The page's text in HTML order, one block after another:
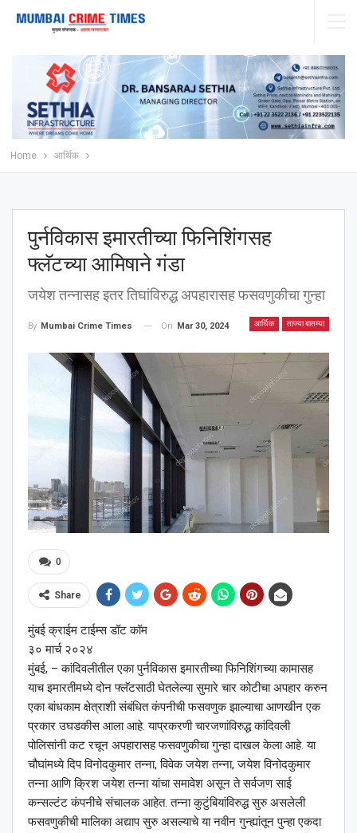
Home आर्थिक
पुर्नविकास इमारतीच्या फिनिशिंगसह
फ्लॅटच्या आमिषाने गंडा
जयेश तन्नासह इतर तिघांविरुद्ध अपहारासह फसवणुकीचा गुन्हा
आर्थिक ताज्या बातम्या
By Mumbai Crime Times On Mar 30, 2024
0
Share
मुंबई क्राईम टाईम्स डॉट कॉम
३० मार्च २०२४
मुंबई, – कांदिवलीतील एका पुर्नविकास इमारतीच्या फिनिशिंगच्या कामासह
याच इमारतीमध्ये दोन फ्लॅटसाठी घेतलेल्या सुमारे चार कोटीचा अपहार करुन
एका बांधकाम क्षेत्राशी संबंधित कंपनीची फसवणुक झाल्याचा आणखीन एक
प्रकार उघडकीस आला आहे. याप्रकरणी चारजणांविरुद्ध कांदिवली
पोलिसांनी कट रचून अपहारासह फसवणुकीचा गुन्हा दाखल केला आहे. या
चौघांमध्ये दिप विनोदकुमार तन्ना, विवेक जयेश तन्ना, जयेश विनोदकुमार
तन्ना आणि क्रिश जयेश तन्ना यांचा समावेश असून ते सर्वजण साई
कन्सल्टंट कंपनीचे संचालक आहेत. तन्ना कुटुंबियांविरुद्ध सुरु असलेली
फसवणुकीची मालिका अद्याप सुरु असल्याचे या नवीन गुन्ह्यांतून पुन्हा एकदा